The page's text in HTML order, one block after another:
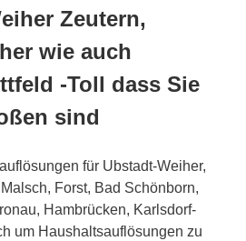
Zeutern,
wie auch
-Toll dass Sie
sind
für Ubstadt-Weiher,
Forst, Bad Schönborn,
Hambrücken, Karlsdorf-
um Haushaltsauflösungen zu